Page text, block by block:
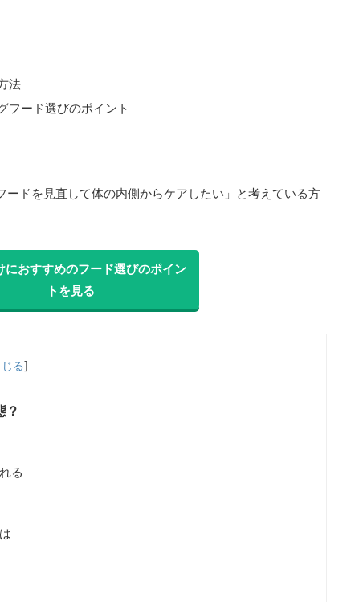
法
フード選びのポイント
ードを見直して体の内側からケアしたい」と考えている方
おすすめのフード選びのポイン
トを見る
る]
？
る